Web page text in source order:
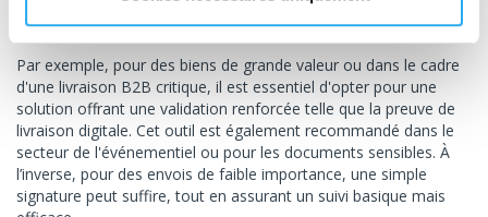
Par exemple, pour des biens de grande valeur ou dans le cadre
d'une livraison B2B critique, il est essentiel d'opter pour une
solution offrant une validation renforcée telle que la preuve de
livraison digitale. Cet outil est également recommandé dans le
secteur de l'événementiel ou pour les documents sensibles. À
l’inverse, pour des envois de faible importance, une simple
signature peut suffire, tout en assurant un suivi basique mais